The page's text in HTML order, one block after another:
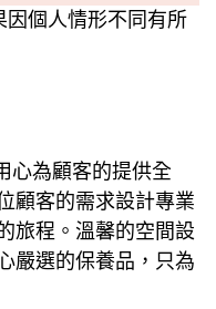
個人情形不同有所
心為顧客的提供全
顧客的需求設計專業
旅程。溫馨的空間設
嚴選的保養品，只為